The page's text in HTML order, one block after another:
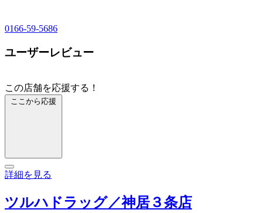
0166-59-5686
ユーザーレビュー
この店舗を応援する！
ここから応援
詳細を見る
ツルハドラッグ／神居３条店